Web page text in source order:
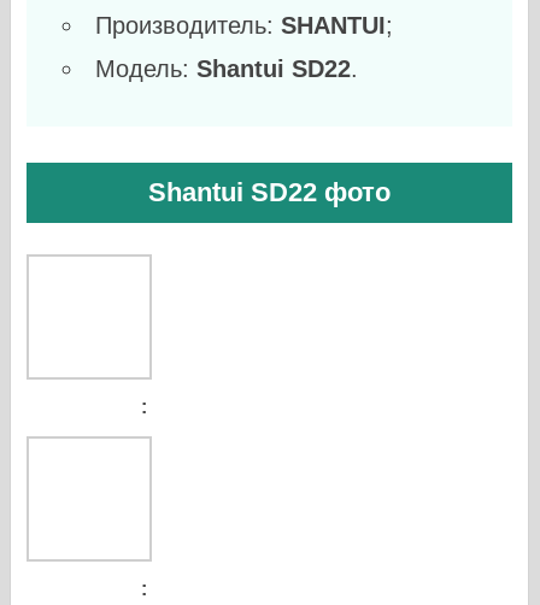
Производитель:SHANTUI;
Модель:Shantui SD22.
Shantui SD22 фото